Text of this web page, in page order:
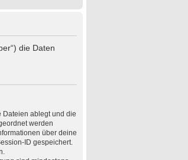
die Daten
Dateien ablegt und die
werden
über deine
ID gespeichert.